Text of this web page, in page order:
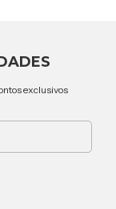
exclusivos